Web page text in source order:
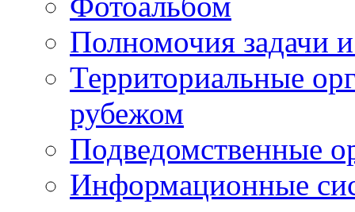
Полномочия задачи
Территориальные
рубежом
Подведомственные
Информационные